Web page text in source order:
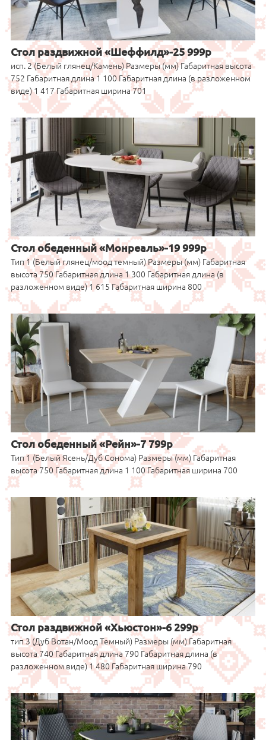
Стол раздвижной «Шеффилд»-25 999р
исп. 2 (Белый глянец/Камень) Размеры (мм) Габаритная высота
752 Габаритная длина 1 100 Габаритная длина (в разложенном
виде) 1 417 Габаритная ширина 701
Стол обеденный «Монреаль»-19 999р
Тип 1 (Белый глянец/моод темный) Размеры (мм) Габаритная
высота 750 Габаритная длина 1 300 Габаритная длина (в
разложенном виде) 1 615 Габаритная ширина 800
Стол обеденный «Рейн»-7 799р
Тип 1 (Белый Ясень/Дуб Сонома) Размеры (мм) Габаритная
высота 750 Габаритная длина 1 100 Габаритная ширина 700
Стол раздвижной «Хьюстон»-6 299р
тип 3 (Дуб Вотан/Моод Темный) Размеры (мм) Габаритная
высота 740 Габаритная длина 790 Габаритная длина (в
разложенном виде) 1 480 Габаритная ширина 790